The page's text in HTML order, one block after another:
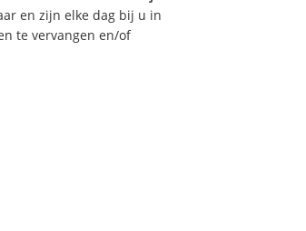
en zijn elke dag bij u in
te vervangen en/of